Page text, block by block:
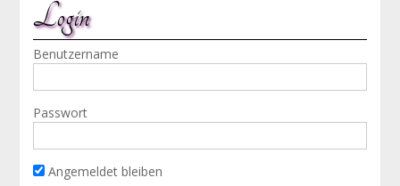
Login
Benutzername
Passwort
Angemeldet bleiben